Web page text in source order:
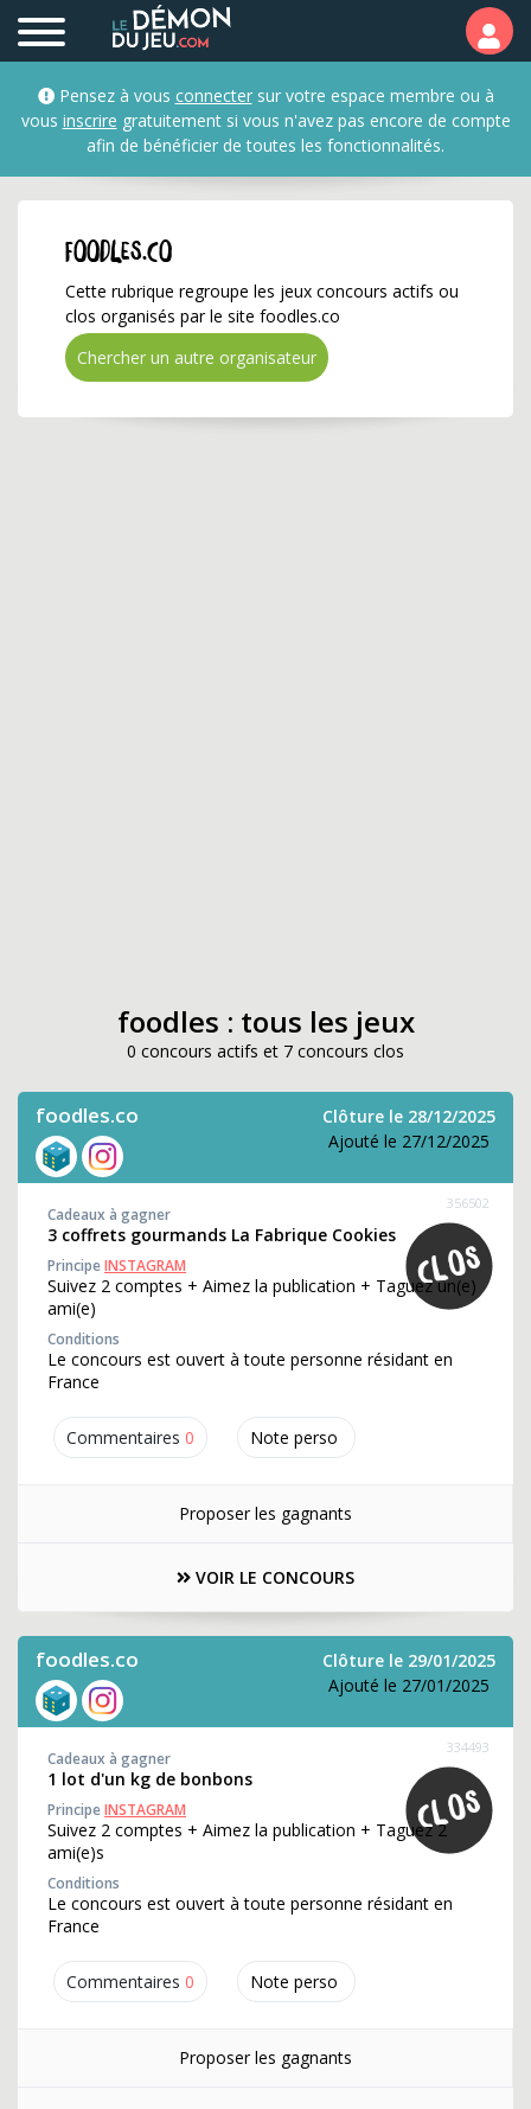
foodles.co ✅ Gagnez
Pensez à vous connectersur votre espace membre ou à
vous inscrire gratuitement si vous n'avez pas encore de compte
afin de bénéficier de toutes les fonctionnalités.
foodles.co
Cette rubrique regroupe les jeux concours actifs ou
clos organisés par le site foodles.co
Chercher un autre organisateur
foodles : tous les jeux
0 concours actifs et 7 concours clos
foodles.co
Clôture le 28/12/2025
Ajouté le 27/12/2025
Commentaires 0 Note perso
356502
Cadeaux à gagner
3 coffrets gourmands La Fabrique Cookies
PrincipeINSTAGRAM
Suivez 2 comptes + Aimez la publication + Taguez un(e)
ami(e)
Conditions
Le concours est ouvert à toute personne résidant en
France
Proposer les gagnants
VOIR LE CONCOURS
foodles.co
Clôture le 29/01/2025
Ajouté le 27/01/2025
Commentaires 0 Note perso
334493
Cadeaux à gagner
1 lot d'un kg de bonbons
PrincipeINSTAGRAM
Suivez 2 comptes + Aimez la publication + Taguez 2
ami(e)s
Conditions
Le concours est ouvert à toute personne résidant en
France
Proposer les gagnants